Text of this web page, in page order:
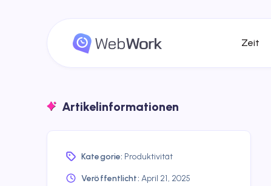
Zeit
Artikelinformationen
Kategorie: Produktivität
Veröffentlicht: April 21, 2025